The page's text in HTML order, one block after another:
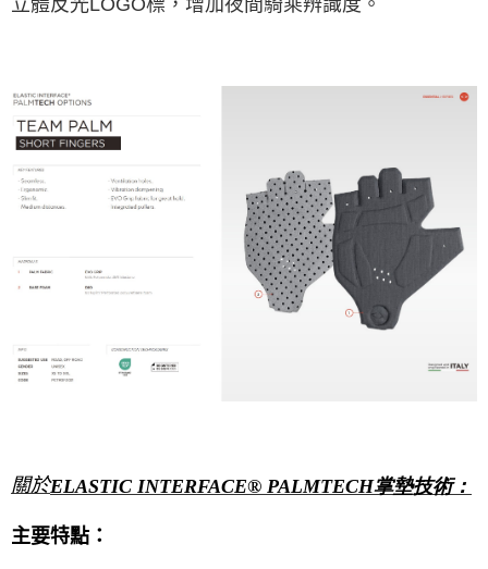
關於ELASTIC INTERFACE® PALMTECH掌墊技術：
主要特點：